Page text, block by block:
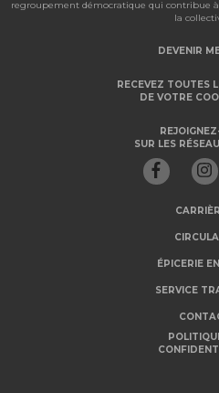
regroupement démocratique qui contribue
la
DEVENIR
RECEVEZ TOUTES
DE VOTRE
SUR LES
ÉPICERIE
SERVICE